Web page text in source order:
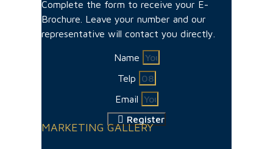
Complete the form to receive your E-
Brochure. Leave your number and our
representative will contact you directly.
Name
Telp
Email
Register
MARKETING GALLERY